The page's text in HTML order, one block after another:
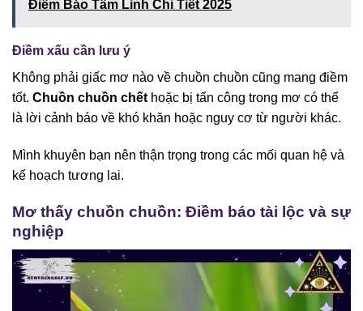
Điềm Báo Tâm Linh Chi Tiết 2025
Điềm xấu cần lưu ý
Không phải giấc mơ nào về chuồn chuồn cũng mang điềm
tốt. Chuồn chuồn chết hoặc bị tấn công trong mơ có thể
là lời cảnh báo về khó khăn hoặc nguy cơ từ người khác.
Mình khuyên bạn nên thận trọng trong các mối quan hệ và
kế hoạch tương lai.
Mơ thấy chuồn chuồn: Điềm báo tài lộc và sự
nghiệp